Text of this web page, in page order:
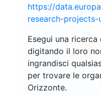
https://
research-
Esegui una
digitando il loro
ingrandisci
per trovare le
Orizzonte.
1413